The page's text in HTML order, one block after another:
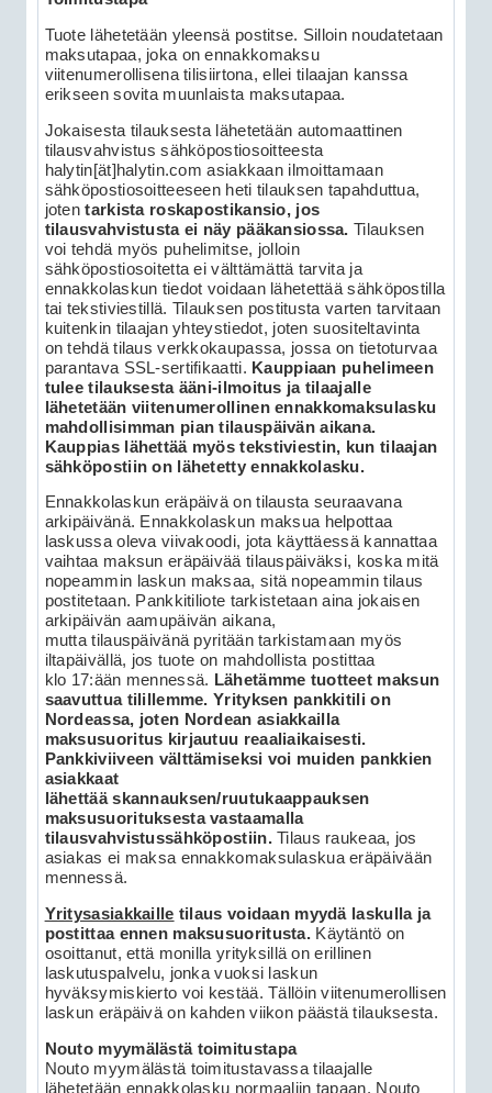
Tuote lähetetään yleensä postitse. Silloin noudatetaan
maksutapaa, joka on ennakkomaksu
viitenumerollisena tilisiirtona, ellei tilaajan kanssa
erikseen sovita muunlaista maksutapaa.
Jokaisesta tilauksesta lähetetään automaattinen
tilausvahvistus sähköpostiosoitteesta
halytin[ät]halytin.com asiakkaan ilmoittamaan
sähköpostiosoitteeseen heti tilauksen tapahduttua,
jotentarkista roskapostikansio, jos
tilausvahvistusta ei näy pääkansiossa. Tilauksen
voi tehdä myös puhelimitse, jolloin
sähköpostiosoitetta ei välttämättä tarvita ja
ennakkolaskun tiedot voidaan lähetettää sähköpostilla
tai tekstiviestillä. Tilauksen postitusta varten tarvitaan
kuitenkin tilaajan yhteystiedot, joten suositeltavinta
on tehdä tilaus verkkokaupassa, jossa on tietoturvaa
parantava SSL-sertifikaatti. Kauppiaan puhelimeen
tulee tilauksesta ääni-ilmoitus ja tilaajalle
lähetetään viitenumerollinen ennakkomaksulasku
mahdollisimman pian tilauspäivän aikana.
Kauppias lähettää myös tekstiviestin, kun tilaajan
sähköpostiin on lähetetty ennakkolasku.
Ennakkolaskun eräpäivä on tilausta seuraavana
arkipäivänä. Ennakkolaskun maksua helpottaa
laskussa oleva viivakoodi, jota käyttäessä kannattaa
vaihtaa maksun eräpäivää tilauspäiväksi, koska mitä
nopeammin laskun maksaa, sitä nopeammin tilaus
postitetaan. Pankkitiliote tarkistetaan aina jokaisen
arkipäivän aamupäivän aikana,
mutta tilauspäivänä pyritään tarkistamaan myös
iltapäivällä, jos tuote on mahdollista postittaa
klo 17:ään mennessä. Lähetämme tuotteet maksun
saavuttua tilillemme. Yrityksen pankkitili on
Nordeassa, joten Nordean asiakkailla
maksusuoritus kirjautuu reaaliaikaisesti.
Pankkiviiveen välttämiseksi voi muiden pankkien
asiakkaat
lähettää skannauksen/ruutukaappauksen
maksusuorituksesta vastaamalla
tilausvahvistussähköpostiin. Tilaus raukeaa, jos
asiakas ei maksa ennakkomaksulaskua eräpäivään
mennessä.
Yritysasiakkaille tilaus voidaan myydä laskulla ja
postittaa ennen maksusuoritusta. Käytäntö on
osoittanut, että monilla yrityksillä on erillinen
laskutuspalvelu, jonka vuoksi laskun
hyväksymiskierto voi kestää. Tällöin viitenumerollisen
laskun eräpäivä on kahden viikon päästä tilauksesta.
Nouto myymälästä toimitustapa
Nouto myymälästä toimitustavassa tilaajalle
lähetetään ennakkolasku normaaliin tapaan. Nouto